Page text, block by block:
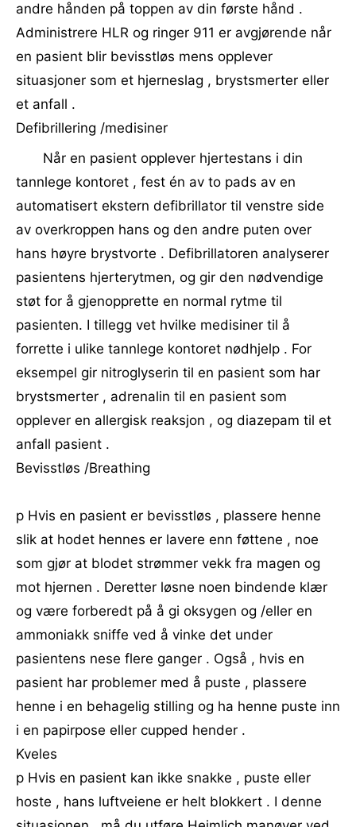
andre hånden på toppen av din første hånd .
Administrere HLR og ringer 911 er avgjørende når
en pasient blir bevisstløs mens opplever
situasjoner som et hjerneslag , brystsmerter eller
et anfall .
Defibrillering /medisiner
Når en pasient opplever hjertestans i din
tannlege kontoret , fest én av to pads av en
automatisert ekstern defibrillator til venstre side
av overkroppen hans og den andre puten over
hans høyre brystvorte . Defibrillatoren analyserer
pasientens hjerterytmen, og gir den nødvendige
støt for å gjenopprette en normal rytme til
pasienten. I tillegg vet hvilke medisiner til å
forrette i ulike tannlege kontoret nødhjelp . For
eksempel gir nitroglyserin til en pasient som har
brystsmerter , adrenalin til en pasient som
opplever en allergisk reaksjon , og diazepam til et
anfall pasient .
Bevisstløs /Breathing
p Hvis en pasient er bevisstløs , plassere henne
slik at hodet hennes er lavere enn føttene , noe
som gjør at blodet strømmer vekk fra magen og
mot hjernen . Deretter løsne noen bindende klær
og være forberedt på å gi oksygen og /eller en
ammoniakk sniffe ved å vinke det under
pasientens nese flere ganger . Også , hvis en
pasient har problemer med å puste , plassere
henne i en behagelig stilling og ha henne puste inn
i en papirpose eller cupped hender .
Kveles
p Hvis en pasient kan ikke snakke , puste eller
hoste , hans luftveiene er helt blokkert . I denne